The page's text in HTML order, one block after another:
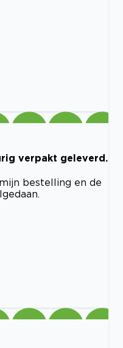
verpakt geleverd.
bestelling en de